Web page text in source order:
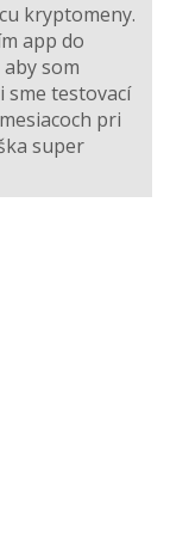
kryptomeny.
app do
som
testovací
pri
super